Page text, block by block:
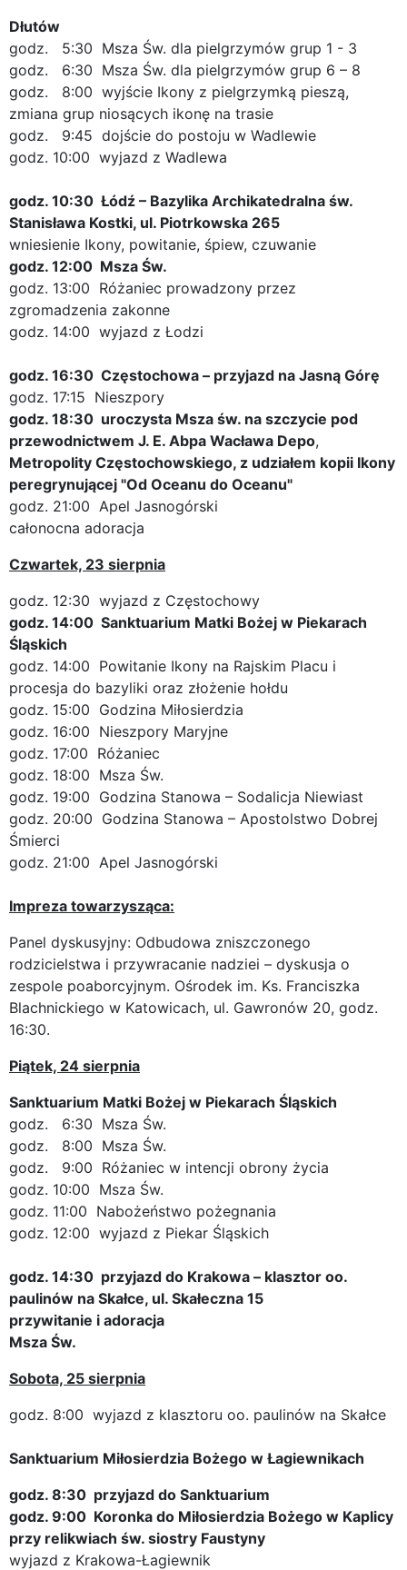
Dłutów
godz. 5:30 Msza Św. dla pielgrzymów grup 1 - 3
godz. 6:30 Msza Św. dla pielgrzymów grup 6 – 8
godz. 8:00 wyjście Ikony z pielgrzymką pieszą,
zmiana grup niosących ikonę na trasie
godz. 9:45 dojście do postoju w Wadlewie
godz. 10:00 wyjazd z Wadlewa
godz. 10:30 Łódź – Bazylika Archikatedralna św.
Stanisława Kostki, ul. Piotrkowska 265
wniesienie Ikony, powitanie, śpiew, czuwanie
godz. 12:00 Msza Św.
godz. 13:00 Różaniec prowadzony przez
zgromadzenia zakonne
godz. 14:00 wyjazd z Łodzi
godz. 16:30 Częstochowa – przyjazd na Jasną Górę
godz. 17:15 Nieszpory
godz. 18:30 uroczysta Msza św. na szczycie pod
przewodnictwem J. E. Abpa Wacława Depo,
Metropolity Częstochowskiego, z udziałem kopii Ikony
peregrynującej "Od Oceanu do Oceanu"
godz. 21:00 Apel Jasnogórski
całonocna adoracja
Czwartek, 23 sierpnia
godz. 12:30 wyjazd z Częstochowy
godz. 14:00 Sanktuarium Matki Bożej w Piekarach
Śląskich
godz. 14:00 Powitanie Ikony na Rajskim Placu i
procesja do bazyliki oraz złożenie hołdu
godz. 15:00 Godzina Miłosierdzia
godz. 16:00 Nieszpory Maryjne
godz. 17:00 Różaniec
godz. 18:00 Msza Św.
godz. 19:00 Godzina Stanowa – Sodalicja Niewiast
godz. 20:00 Godzina Stanowa – Apostolstwo Dobrej
Śmierci
godz. 21:00 Apel Jasnogórski
Impreza towarzysząca:
Panel dyskusyjny: Odbudowa zniszczonego
rodzicielstwa i przywracanie nadziei – dyskusja o
zespole poaborcyjnym. Ośrodek im. Ks. Franciszka
Blachnickiego w Katowicach, ul. Gawronów 20, godz.
16:30.
Piątek, 24 sierpnia
Sanktuarium Matki Bożej w Piekarach Śląskich
godz. 6:30 Msza Św.
godz. 8:00 Msza Św.
godz. 9:00 Różaniec w intencji obrony życia
godz. 10:00 Msza Św.
godz. 11:00 Nabożeństwo pożegnania
godz. 12:00 wyjazd z Piekar Śląskich
godz. 14:30 przyjazd do Krakowa – klasztor oo.
paulinów na Skałce, ul. Skałeczna 15
przywitanie i adoracja
Msza Św.
Sobota, 25 sierpnia
godz. 8:00 wyjazd z klasztoru oo. paulinów na Skałce
Sanktuarium Miłosierdzia Bożego w Łagiewnikach
godz. 8:30 przyjazd do Sanktuarium
godz. 9:00 Koronka do Miłosierdzia Bożego w Kaplicy
przy relikwiach św. siostry Faustyny
wyjazd z Krakowa-Łagiewnik